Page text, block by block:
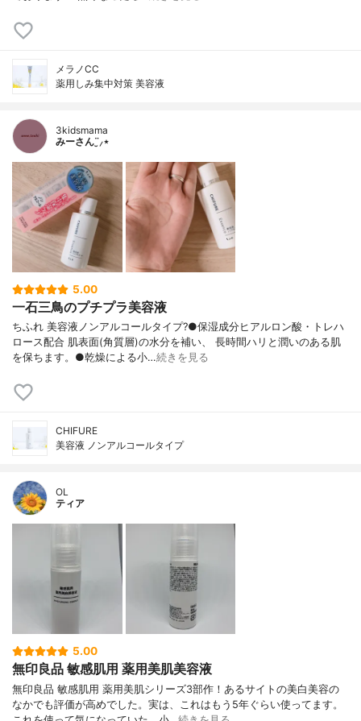
メラノCC
薬用しみ集中対策 美容液
3kidsmama
みーさん¨̮⸝⋆
5.00
一石三鳥のプチプラ美容液
ちふれ 美容液ノンアルコールタイプ?●保湿成分ヒアルロン酸・トレハ
ロース配合 肌表面(角質層)の水分を補い、 長時間ハリと潤いのある肌
を保ちます。●乾燥による小…続きを見る
CHIFURE
美容液 ノンアルコールタイプ
OL
ティア
5.00
無印良品 敏感肌用 薬用美肌美容液
無印良品 敏感肌用 薬用美肌シリーズ3部作！あるサイトの美白美容の
なかでも評価が高めでした。実は、これはもう5年ぐらい使ってます。